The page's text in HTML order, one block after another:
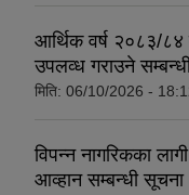
आर्थिक वर्ष २०८३/८४
उपलव्ध गराउने
मिति: 06/10/2026 -
विपन्न नागरिकका
आव्हान सम्बन्धी